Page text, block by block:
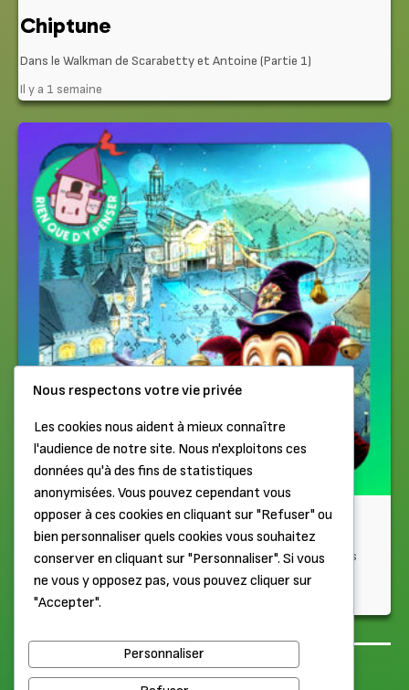
Chiptune
Dans le Walkman de Scarabetty et Antoine (Partie 1)
Il y a 1 semaine
Rien que d'y penser...
Efteling, le parc le plus unique d’Europe ! Nouveau coaster, les
ambitions, les raisons du succès… Avec Antoine et Gilles...
Il y a 1 semaine
Haut de page Mentions légales
Nous respectons votre vie privée
Les cookies nous aident à mieux connaître
l'audience de notre site. Nous n'exploitons ces
données qu'à des fins de statistiques
anonymisées. Vous pouvez cependant vous
opposer à ces cookies en cliquant sur "Refuser" ou
bien personnaliser quels cookies vous souhaitez
conserver en cliquant sur "Personnaliser". Si vous
ne vous y opposez pas, vous pouvez cliquer sur
"Accepter".
Personnaliser